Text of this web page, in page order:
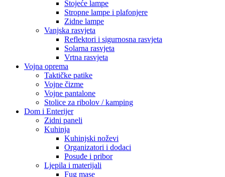
Stojeće lampe
Stropne lampe i plafonjere
Zidne lampe
Vanjska rasvjeta
Reflektori i sigurnosna rasvjeta
Solarna rasvjeta
Vrtna rasvjeta
Vojna oprema
Taktičke patike
Vojne čizme
Vojne pantalone
Stolice za ribolov / kamping
Dom i Enterijer
Zidni paneli
Kuhinja
Kuhinjski noževi
Organizatori i dodaci
Posuđe i pribor
Ljepila i materijali
Fug mase